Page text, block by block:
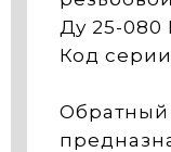
Ду 25-080
Код серии
Обратный